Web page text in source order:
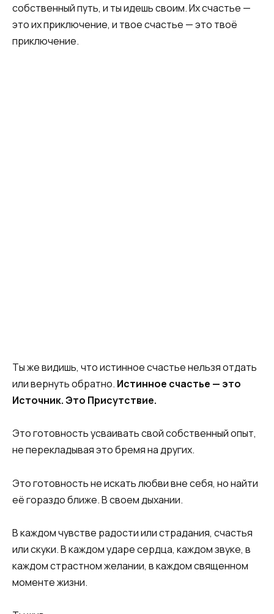
собственный путь, и ты идешь своим. Их счастье —
это их приключение, и твое счастье — это твоё
приключение.
Ты же видишь, что истинное счастье нельзя отдать
или вернуть обратно. Истинное счастье — это
Источник. Это Присутствие.
Это готовность усваивать свой собственный опыт,
не перекладывая это бремя на других.
Это готовность не искать любви вне себя, но найти
её гораздо ближе. В своем дыхании.
В каждом чувстве радости или страдания, счастья
или скуки. В каждом ударе сердца, каждом звуке, в
каждом страстном желании, в каждом священном
моменте жизни.